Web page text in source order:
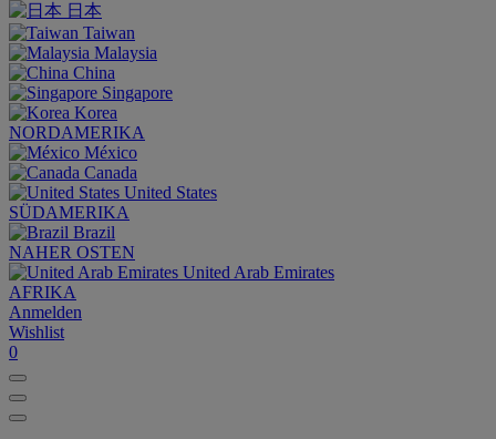
日本
Taiwan
Malaysia
China
Singapore
Korea
NORDAMERIKA
México
Canada
United States
SÜDAMERIKA
Brazil
NAHER OSTEN
United Arab Emirates
AFRIKA
Anmelden
Wishlist
0